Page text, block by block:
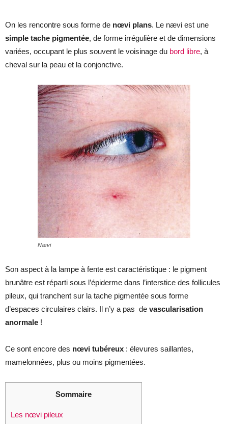
On les rencontre sous forme de nœvi plans. Le nævi est une
simple tache pigmentée, de forme irrégulière et de dimensions
variées, occupant le plus souvent le voisinage du bord libre, à
cheval sur la peau et la conjonctive.
Nævi
Son aspect à la lampe à fente est caractéristique : le pigment
brunâtre est réparti sous l’épiderme dans l’interstice des follicules
pileux, qui tranchent sur la tache pigmentée sous forme
d’espaces circulaires clairs. Il n’y a pas de vascularisation
anormale !
Ce sont encore des nœvi tubéreux : élevures saillantes,
mamelonnées, plus ou moins pigmentées.
Sommaire
Les nœvi pileux